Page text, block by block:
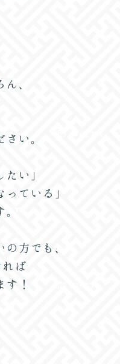
、
い。
たい」
っている」
方でも、
れば
！